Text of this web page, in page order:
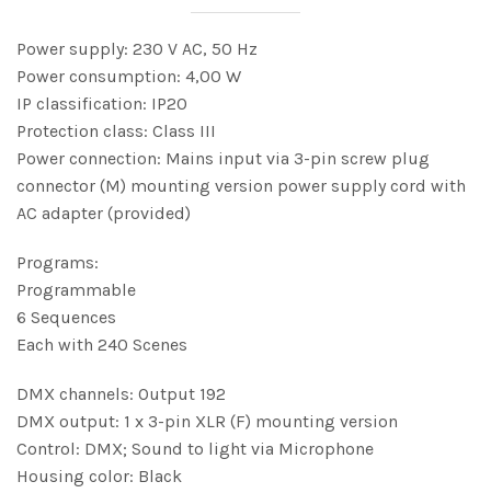
Power supply: 230 V AC, 50 Hz
Power consumption: 4,00 W
IP classification: IP20
Protection class: Class III
Power connection: Mains input via 3-pin screw plug
connector (M) mounting version power supply cord with
AC adapter (provided)
Programs:
Programmable
6 Sequences
Each with 240 Scenes
DMX channels: Output 192
DMX output: 1 x 3-pin XLR (F) mounting version
Control: DMX; Sound to light via Microphone
Housing color: Black